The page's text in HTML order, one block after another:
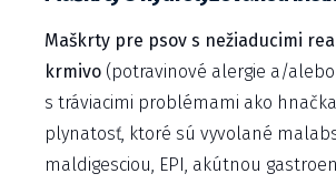
Maškrty pre psov s nežiaducimi
krmivo (potravinové alergie a/
s tráviacimi problémami ako
plynatosť, ktoré sú vyvolané
maldigesciou, EPI, akútnou